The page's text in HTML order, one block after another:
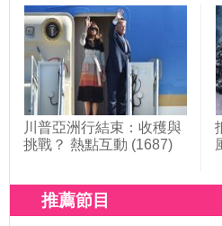
川普亞洲行結束：收穫與
挑戰？ 熱點互動 (1687)
推薦節目